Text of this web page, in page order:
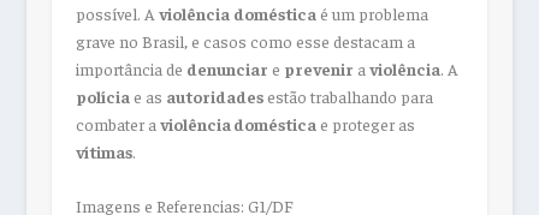
possível. A violência doméstica é um problema
grave no Brasil, e casos como esse destacam a
importância de denunciar e prevenir a violência. A
polícia e as autoridadesestão trabalhando para
combater a violência doméstica e proteger as
vítimas.
Imagens e Referencias: G1/DF